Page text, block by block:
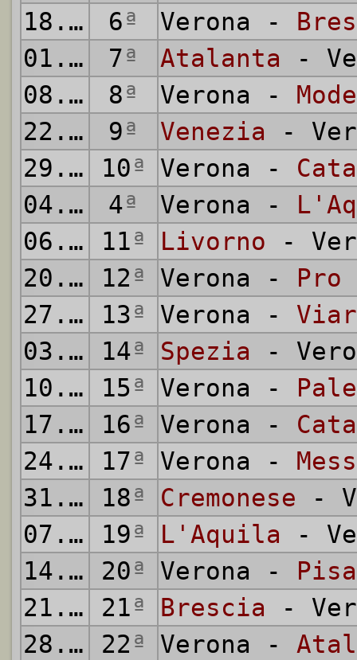
18.10.1936
6ª Verona -
01.11.1936
7ª Atalanta -
08.11.1936
8ª Verona -
22.11.1936
9ª Venezia -
29.11.1936
10ª Verona -
04.12.1936
4ª Verona -
06.12.1936
11ª Livorno -
20.12.1936
12ª Verona -
27.12.1936
13ª Verona -
03.01.1937
14ª Spezia -
10.01.1937
15ª Verona -
17.01.1937
16ª Verona -
24.01.1937
17ª Verona -
31.01.1937
18ª Cremonese -
07.02.1937
19ª L'Aquila -
14.02.1937
20ª Verona - Pisa
21.02.1937
21ª Brescia -
28.02.1937
22ª Verona -